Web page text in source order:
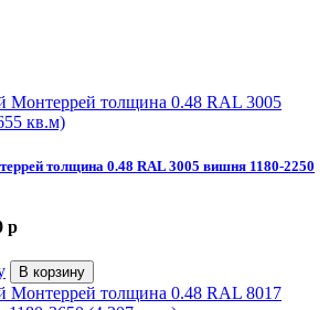
толщина 0.48 RAL 3005 вишня 1180-2250
p
В корзину